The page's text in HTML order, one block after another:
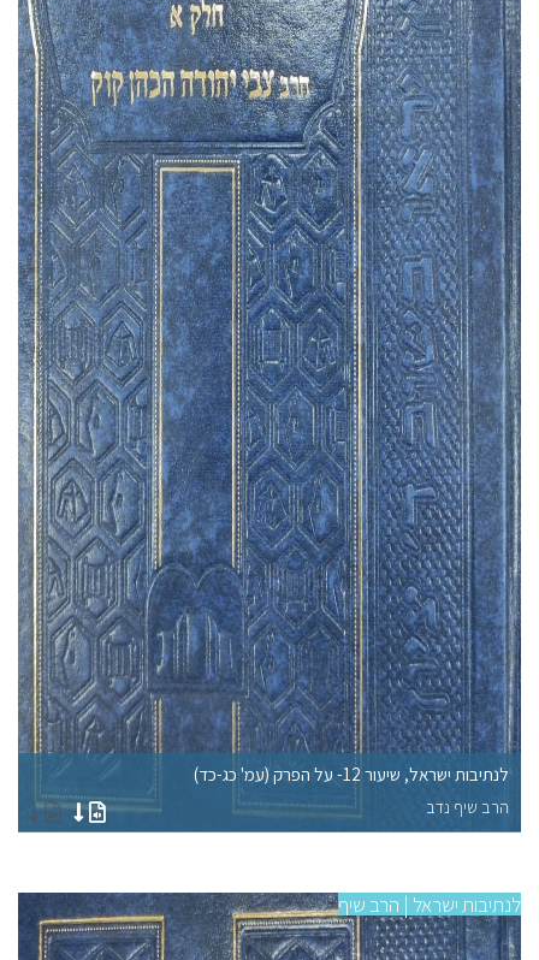
לנתיבות ישראל, שיעור 12- על הפרק (עמ' כג-כד)
הרב שיף נדב
לנתיבות ישראל | הרב שיף